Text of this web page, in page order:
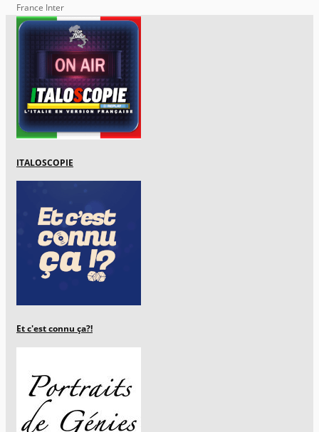
France Inter
ITALOSCOPIE
Et c'est connu ça?!